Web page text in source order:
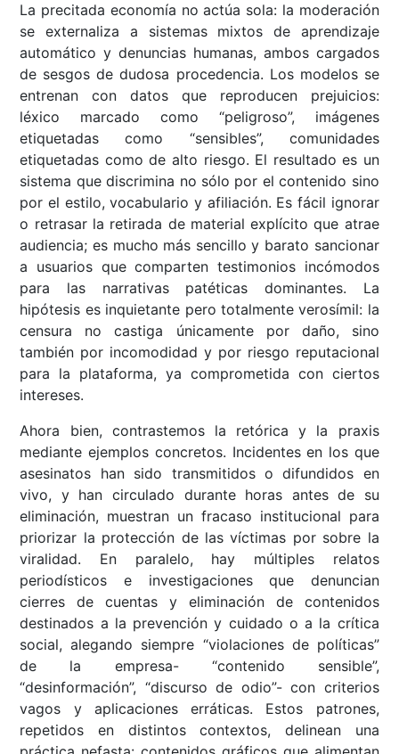
La precitada economía no actúa sola: la moderación
se externaliza a sistemas mixtos de aprendizaje
automático y denuncias humanas, ambos cargados
de sesgos de dudosa procedencia. Los modelos se
entrenan con datos que reproducen prejuicios:
léxico marcado como “peligroso”, imágenes
etiquetadas como “sensibles”, comunidades
etiquetadas como de alto riesgo. El resultado es un
sistema que discrimina no sólo por el contenido sino
por el estilo, vocabulario y afiliación. Es fácil ignorar
o retrasar la retirada de material explícito que atrae
audiencia; es mucho más sencillo y barato sancionar
a usuarios que comparten testimonios incómodos
para las narrativas patéticas dominantes. La
hipótesis es inquietante pero totalmente verosímil: la
censura no castiga únicamente por daño, sino
también por incomodidad y por riesgo reputacional
para la plataforma, ya comprometida con ciertos
intereses.
Ahora bien, contrastemos la retórica y la praxis
mediante ejemplos concretos. Incidentes en los que
asesinatos han sido transmitidos o difundidos en
vivo, y han circulado durante horas antes de su
eliminación, muestran un fracaso institucional para
priorizar la protección de las víctimas por sobre la
viralidad. En paralelo, hay múltiples relatos
periodísticos e investigaciones que denuncian
cierres de cuentas y eliminación de contenidos
destinados a la prevención y cuidado o a la crítica
social, alegando siempre “violaciones de políticas”
de la empresa- “contenido sensible”,
“desinformación”, “discurso de odio”- con criterios
vagos y aplicaciones erráticas. Estos patrones,
repetidos en distintos contextos, delinean una